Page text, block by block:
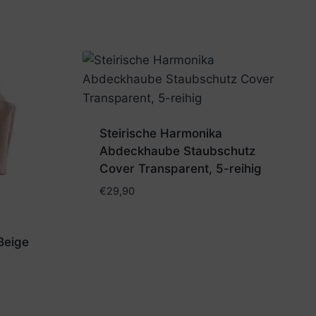
Steirische Harmonika
Abdeckhaube Staubschutz
Cover Transparent, 5-reihig
€29,90